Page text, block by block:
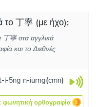
το 丁寧 (με ήχο);
寧 στα αγγλικά
και το Διεθνές
i-5ng n-iurng(cmn)
φωνητική ορθογραφία